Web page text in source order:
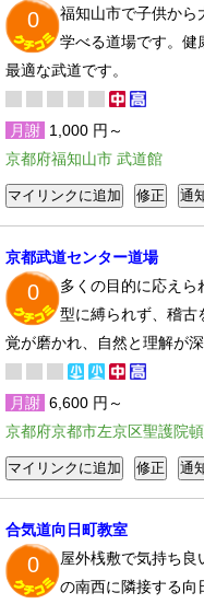
0
福知山市で子供から
学べる道場です。健
最適な武道です。
月謝 1,000 円～
京都府福知山市 武道館
京都武道センター道場
0
多くの目的に応えら
型に縛られず、稽古
覚が磨かれ、自然と理解が深
月謝 6,600 円～
京都府京都市左京区聖護院
合気道向日町教室
0
屋外桟敷で気持ち良
の南西に隣接する向